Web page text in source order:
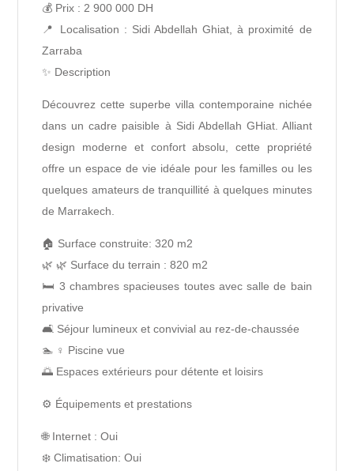
💰 Prix : 2 900 000 DH
📍 Localisation : Sidi Abdellah Ghiat, à proximité de
Zarraba
✨ Description
Découvrez cette superbe villa contemporaine nichée
dans un cadre paisible à Sidi Abdellah GHiat. Alliant
design moderne et confort absolu, cette propriété
offre un espace de vie idéale pour les familles ou les
quelques amateurs de tranquillité à quelques minutes
de Marrakech.
🏠 Surface construite: 320 m2
🌿 🌿 Surface du terrain : 820 m2
🛏️ 3 chambres spacieuses toutes avec salle de bain
privative
🛋️ Séjour lumineux et convivial au rez-de-chaussée
🏊 ♀️ Piscine vue
🌅 Espaces extérieurs pour détente et loisirs
⚙️ Équipements et prestations
🌐 Internet : Oui
❄️ Climatisation: Oui